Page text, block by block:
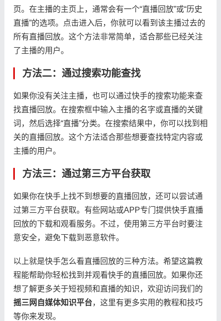
页。在主播的主页上，通常会有一个“直播回放”或“历史
直播”的选项。点击进入后，你就可以看到该主播过去的
所有直播回放。这个方法非常简单，适合那些已经关注
了主播的用户。
方法二：通过搜索功能查找
如果你没有关注主播，也可以通过快手的搜索功能来查
找直播回放。在搜索框中输入主播的名字或直播的关键
词，然后选择“直播”分类。在搜索结果中，你可以找到相
关的直播回放。这个方法适合那些想要查找特定内容或
主播的用户。
方法三：通过第三方平台获取
如果你在快手上找不到想要的直播回放，还可以尝试通
过第三方平台获取。有些网站或APP专门提供快手直播
回放的下载和观看服务。不过，使用第三方平台时要注
意安全，避免下载到恶意软件。
以上就是快手怎么看直播回放的三种方法。希望这篇教
程能帮助你轻松找到并观看快手的直播回放。如果你还
想了解更多关于短视频和直播的知识，欢迎访问我们的
摇三网自媒体知识平台，这里有更多实用的教程和技巧
等你来发现。